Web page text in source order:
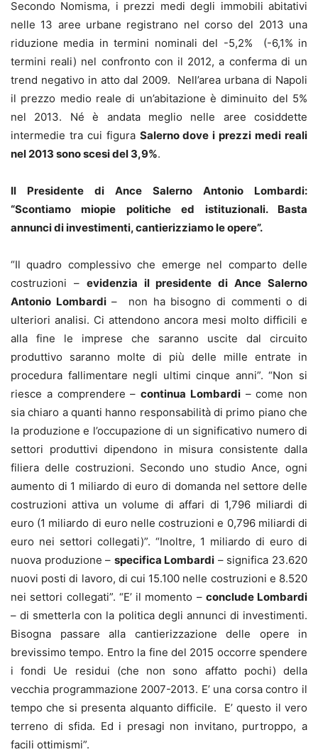
Secondo Nomisma, i prezzi medi degli immobili abitativi
nelle 13 aree urbane registrano nel corso del 2013 una
riduzione media in termini nominali del -5,2% (-6,1% in
termini reali) nel confronto con il 2012, a conferma di un
trend negativo in atto dal 2009. Nell’area urbana di Napoli
il prezzo medio reale di un’abitazione è diminuito del 5%
nel 2013. Né è andata meglio nelle aree cosiddette
intermedie tra cui figura Salerno dove i prezzi medi reali
nel 2013 sono scesi del 3,9%.
Il Presidente di Ance Salerno Antonio Lombardi:
“Scontiamo miopie politiche ed istituzionali. Basta
annunci di investimenti, cantierizziamo le opere”.
“Il quadro complessivo che emerge nel comparto delle
costruzioni – evidenzia il presidente di Ance Salerno
Antonio Lombardi– non ha bisogno di commenti o di
ulteriori analisi. Ci attendono ancora mesi molto difficili e
alla fine le imprese che saranno uscite dal circuito
produttivo saranno molte di più delle mille entrate in
procedura fallimentare negli ultimi cinque anni”. “Non si
riesce a comprendere – continua Lombardi– come non
sia chiaro a quanti hanno responsabilità di primo piano che
la produzione e l’occupazione di un significativo numero di
settori produttivi dipendono in misura consistente dalla
filiera delle costruzioni. Secondo uno studio Ance, ogni
aumento di 1 miliardo di euro di domanda nel settore delle
costruzioni attiva un volume di affari di 1,796 miliardi di
euro (1 miliardo di euro nelle costruzioni e 0,796 miliardi di
euro nei settori collegati)”. “Inoltre, 1 miliardo di euro di
nuova produzione – specifica Lombardi – significa 23.620
nuovi posti di lavoro, di cui 15.100 nelle costruzioni e 8.520
nei settori collegati”. “E’ il momento – conclude Lombardi
– di smetterla con la politica degli annunci di investimenti.
Bisogna passare alla cantierizzazione delle opere in
brevissimo tempo. Entro la fine del 2015 occorre spendere
i fondi Ue residui (che non sono affatto pochi) della
vecchia programmazione 2007-2013. E’ una corsa contro il
tempo che si presenta alquanto difficile. E’ questo il vero
terreno di sfida. Ed i presagi non invitano, purtroppo, a
facili ottimismi”.